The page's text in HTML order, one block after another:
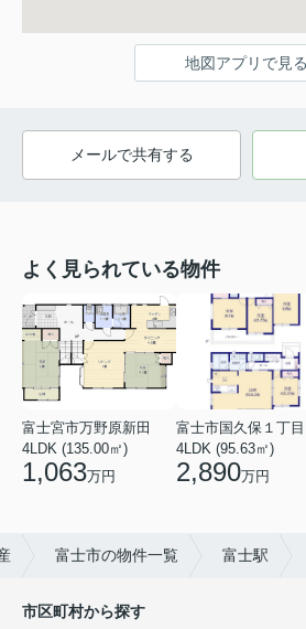
地図アプリで見る
メールで共有する
よく見られている物件
富士宮市万野原新田
4LDK (135.00㎡)
1,063万円
富士市国久保１丁目
4LDK (95.63㎡)
2,890万円
富士市の物件一覧 富士駅
市区町村から探す